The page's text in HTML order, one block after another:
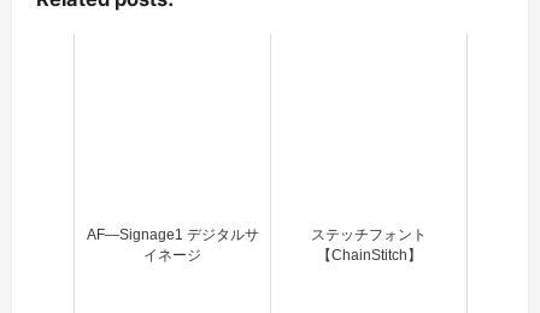
AF―Signage1 デジタルサ
イネージ
ステッチフォント
【ChainStitch】